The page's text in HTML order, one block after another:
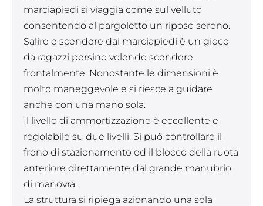
marciapiedi si viaggia come sul velluto
consentendo al pargoletto un riposo sereno.
Salire e scendere dai marciapiedi è un gioco
da ragazzi persino volendo scendere
frontalmente. Nonostante le dimensioni è
molto maneggevole e si riesce a guidare
anche con una mano sola.
Il livello di ammortizzazione è eccellente e
regolabile su due livelli. Si può controllare il
freno di stazionamento ed il blocco della ruota
anteriore direttamente dal grande manubrio
di manovra.
La struttura si ripiega azionando una sola